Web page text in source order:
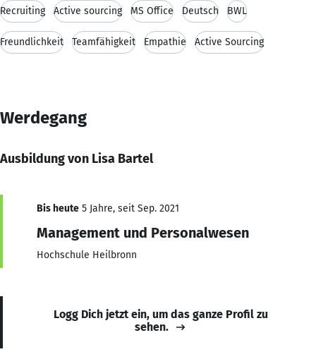
Recruiting Active sourcing MS Office Deutsch BWL
Freundlichkeit Teamfähigkeit Empathie Active Sourcing
Werdegang
Ausbildung von Lisa Bartel
Bis heute 5 Jahre, seit Sep. 2021
Management und Personalwesen
Hochschule Heilbronn
Logg Dich jetzt ein, um das ganze Profil zu
sehen.